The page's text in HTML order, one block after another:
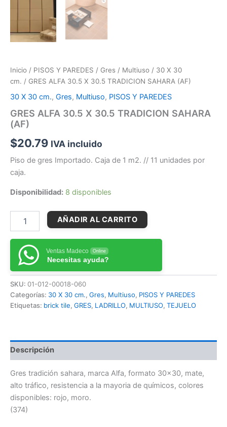
Inicio / PISOS Y PAREDES / Gres / Multiuso / 30 X 30
cm. / GRES ALFA 30.5 X 30.5 TRADICION SAHARA (AF)
30 X 30 cm., Gres, Multiuso, PISOS Y PAREDES
GRES ALFA 30.5 X 30.5 TRADICION SAHARA
(AF)
$20.79 IVA incluido
Piso de gres Importado. Caja de 1 m2. // 11 unidades por
caja.
Disponibilidad: 8 disponibles
AÑADIR AL CARRITO
Ventas Madeco Online
Necesitas ayuda?
SKU: 01-012-00018-060
Categorías: 30 X 30 cm., Gres, Multiuso, PISOS Y PAREDES
Etiquetas: brick tile, GRES, LADRILLO, MULTIUSO, TEJUELO
Descripción
Gres tradición sahara, marca Alfa, formato 30×30, mate,
alto tráfico, resistencia a la mayoria de químicos, colores
disponibles: rojo, moro.
(374)